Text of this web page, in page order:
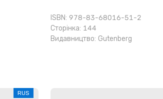
ISBN: 978-83-68016-51-2
Сторінка: 144
Видавництво: Gutenberg
RUS